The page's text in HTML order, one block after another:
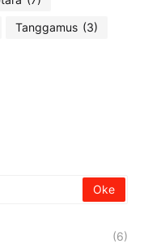
Tanggamus (3)
(6)